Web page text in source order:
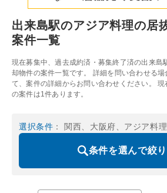
出来島駅のアジア料理の居
案件一覧
現在募集中、過去成約済・募集終了済の出来島
却物件の案件一覧です。 詳細を問い合わせる
て、案件の詳細からお問い合わせください。
の案件は1件あります。
選択条件 ： 関西、大阪府、アジア料理
条件を選んで絞